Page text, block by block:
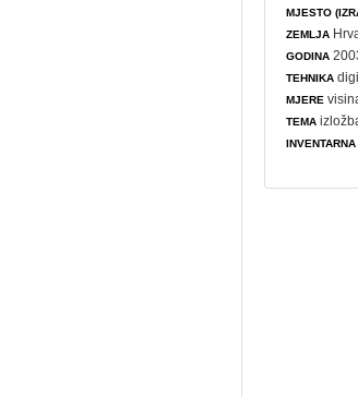
MJESTO
ZEMLJA
GODINA
TEHNIKA
MJERE
TEMA